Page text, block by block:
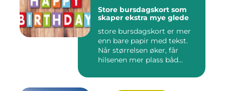
Store bursdagskort som
skaper ekstra mye glede
store bursdagskort er mer
enn bare papir med tekst.
Når størrelsen øker, får
hilsenen mer plass båd...